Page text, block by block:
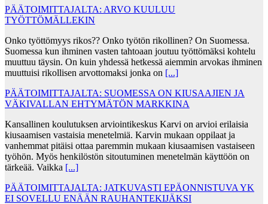
PÄÄTOIMITTAJALTA: ARVO KUULUU
TYÖTTÖMÄLLEKIN
Onko työttömyys rikos?? Onko työtön rikollinen? On Suomessa.
Suomessa kun ihminen vasten tahtoaan joutuu työttömäksi kohtelu
muuttuu täysin. On kuin yhdessä hetkessä aiemmin arvokas ihminen
muuttuisi rikollisen arvottomaksi jonka on [...]
PÄÄTOIMITTAJALTA: SUOMESSA ON KIUSAAJIEN JA
VÄKIVALLAN EHTYMÄTÖN MARKKINA
Kansallinen koulutuksen arviointikeskus Karvi on arvioi erilaisia
kiusaamisen vastaisia menetelmiä. Karvin mukaan oppilaat ja
vanhemmat pitäisi ottaa paremmin mukaan kiusaamisen vastaiseen
työhön. Myös henkilöstön sitoutuminen menetelmän käyttöön on
tärkeää. Vaikka [...]
PÄÄTOIMITTAJALTA: JATKUVASTI EPÄONNISTUVA YK
EI SOVELLU ENÄÄN RAUHANTEKIJÄKSI